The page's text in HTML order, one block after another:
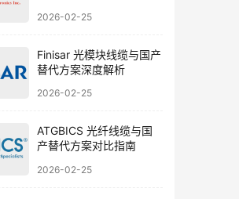
2026-02-25
Finisar 光模块线缆与国产
替代方案深度解析
2026-02-25
ATGBICS 光纤线缆与国
产替代方案对比指南
2026-02-25